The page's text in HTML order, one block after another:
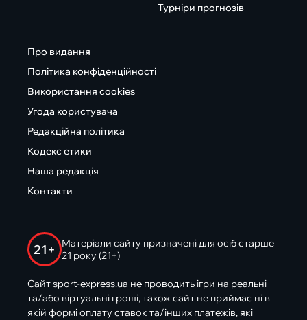
Турніри прогнозів
Про видання
Політика конфіденційності
Використання cookies
Угода користувача
Редакційна політика
Кодекс етики
Наша редакція
Контакти
21+
Матеріали сайту призначені для осіб старше
21 року (21+)
Сайт sport-express.ua не проводить ігри на реальні
та/або віртуальні гроші, також сайт не приймає ні в
якій формі оплату ставок та/інших платежів, які